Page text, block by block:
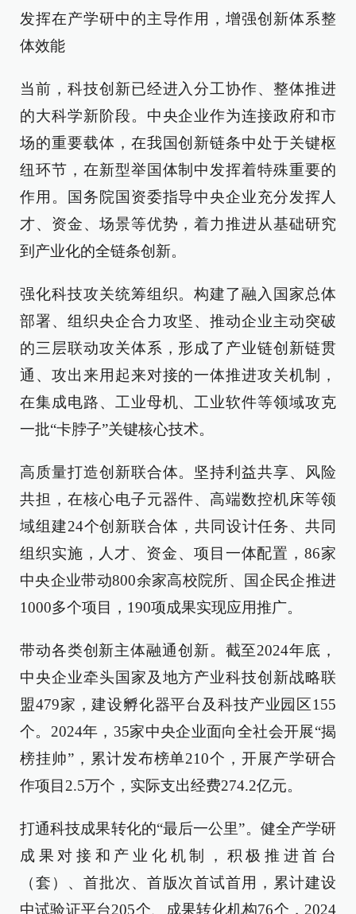
发挥在产学研中的主导作用，增强创新体系整
体效能
当前，科技创新已经进入分工协作、整体推进
的大科学新阶段。中央企业作为连接政府和市
场的重要载体，在我国创新链条中处于关键枢
纽环节，在新型举国体制中发挥着特殊重要的
作用。国务院国资委指导中央企业充分发挥人
才、资金、场景等优势，着力推进从基础研究
到产业化的全链条创新。
强化科技攻关统筹组织。构建了融入国家总体
部署、组织央企合力攻坚、推动企业主动突破
的三层联动攻关体系，形成了产业链创新链贯
通、攻出来用起来对接的一体推进攻关机制，
在集成电路、工业母机、工业软件等领域攻克
一批“卡脖子”关键核心技术。
高质量打造创新联合体。坚持利益共享、风险
共担，在核心电子元器件、高端数控机床等领
域组建24个创新联合体，共同设计任务、共同
组织实施，人才、资金、项目一体配置，86家
中央企业带动800余家高校院所、国企民企推进
1000多个项目，190项成果实现应用推广。
带动各类创新主体融通创新。截至2024年底，
中央企业牵头国家及地方产业科技创新战略联
盟479家，建设孵化器平台及科技产业园区155
个。2024年，35家中央企业面向全社会开展“揭
榜挂帅”，累计发布榜单210个，开展产学研合
作项目2.5万个，实际支出经费274.2亿元。
打通科技成果转化的“最后一公里”。健全产学研
成果对接和产业化机制，积极推进首台
（套）、首批次、首版次首试首用，累计建设
中试验证平台205个、成果转化机构76个，2024